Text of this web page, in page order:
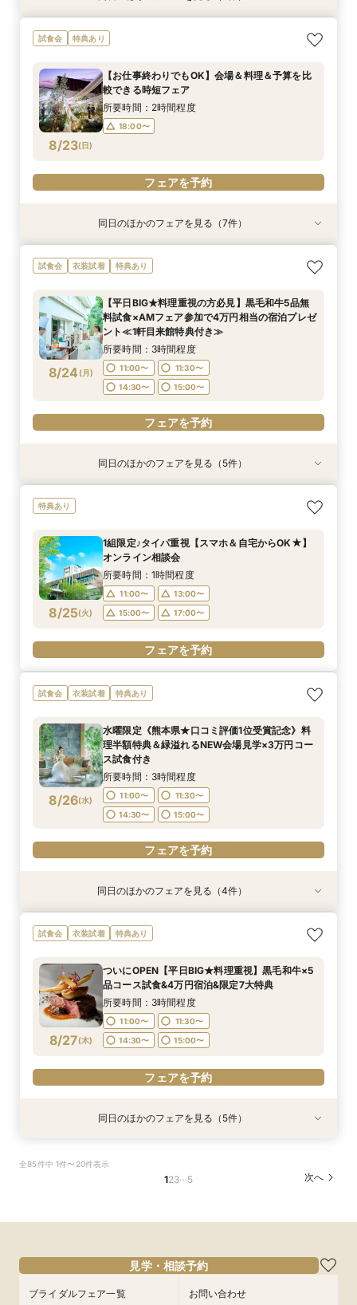
8/22(土)
≪1軒目で4万円来館特典≫卒花人気No.1★最旬
ドレス試着×新会場でプレ花嫁体験フェア
9:00〜
12:00〜
14:00〜
17:00〜
8/22(土)
【親御様のための相談会】顔合わせから結婚式ま
で何でも相談OK♪
13:00〜 17:00〜
8/22(土)
【1軒目･初見学にオススメ】豪華5品3万円コー
ス無料試食付★1stステップ相談会
9:00〜
12:00〜
14:00〜
17:00〜
8/22(土)
タイパ重視◎【スマホ＆自宅でOK★】オンライ
ン案内&見積り相談
11:00〜 16:00〜
8/22(土)
≪ペットと一緒に≫ワンちゃん料理特典付♪黒毛
和牛コース×新会場の魅力満載フェア
9:00〜
12:00〜
14:00〜
17:00〜
8/22(土)
【熊本初★ミキハウス認定ウェルカムベビー会
場】安心の6大優待＆美食を堪能♪お子様と一緒の
所要時間：3時間程度
14:00〜
試食会 特典あり
8/23(日)
【お仕事終わりでもOK】会場＆料理＆予算を比
較できる時短フェア
所要時間：2時間程度
18:00〜
フェアを予約
衣装試着 特典あり
8/23(日)
≪ペットと一緒の結婚式≫大切な家族と緑溢れる
上質邸宅を貸切＊黒毛和牛コース試食付き
9:00〜
12:00〜
14:00〜
17:00〜
フェアを予約
衣装試着 特典あり
8/23(日)
≪ペットと一緒の結婚式≫大切な家族と緑溢れる
上質邸宅を貸切＊黒毛和牛コース試食付き
9:00〜
12:00〜
14:00〜
17:00〜
フェアを予約
衣装試着 特典あり
8/23(日)
＼予算重視で賢く叶う上質婚／2027年4月迄が
お得！最大195万円優待★館内ALL見学&徹底相
所要時間：3時間程度
9:00〜
12:00〜
14:00〜
17:00〜
フェアを予約
8/23(日)
タイパ重視◎【スマホ＆自宅でOK★】オンライ
ン案内&見積り相談
11:00〜 16:00〜
フェアを予約
衣装試着 特典あり
8/23(日)
【少人数で森の邸宅を貸切OK】熊本の自然溢れ
るNEW会場×美食で家族ウエディング
9:00〜
12:00〜
14:00〜
17:00〜
フェアを予約
衣装試着 特典あり
8/23(日)
【熊本初★ミキハウス認定ウェルカムベビー会
場】安心の6大優待＆美食を堪能♪お子様と一緒の
所要時間：3時間程度
9:00〜
12:00〜
14:00〜
17:00〜
フェアを予約
衣装試着 特典あり
8/23(日)
＼オープン記念×挙式0円／挙式まるごとプレゼ
ント！熊本イチ新会場見学＆美食を堪能おもてな
所要時間：3時間程度
9:00〜
12:00〜
14:00〜
17:00〜
フェアを予約
同日のほかのフェアを見る（7件）
試食会 衣装試着 特典あり
8/24 (月)
【平日BIG★料理重視の方必見】黒毛和牛5品無
料試食×AMフェア参加で4万円相当の宿泊プレゼ
ント≪1軒目来館特典付き≫
所要時間：3時間程度
11:00〜
11:30〜
14:30〜
15:00〜
フェアを予約
特典あり
8/24(月)
【親御様のための相談会】顔合わせから結婚式ま
13:00〜 17:00〜
フェアを予約
衣装試着 特典あり
8/24(月)
場】安心の6大優待＆美食を堪能♪お子様と一緒の
所要時間：3時間程度
14:30〜
15:00〜
フェアを予約
8/24(月)
タイパ重視◎【スマホ＆自宅でOK★】オンライ
11:00〜 16:00〜
フェアを予約
衣装試着 特典あり
8/24(月)
【少人数で森の邸宅を貸切OK】熊本の自然溢れ
11:00〜
11:30〜
14:30〜
15:00〜
フェアを予約
衣装試着 特典あり
8/24(月)
【1軒目･初見学にオススメ】豪華5品3万円コー
11:00〜
11:30〜
14:30〜
15:00〜
フェアを予約
同日のほかのフェアを見る（5件）
特典あり
8/25(火)
1組限定♪タイパ重視【スマホ＆自宅からOK★】
オンライン相談会
所要時間：1時間程度
11:00〜
13:00〜
15:00〜
17:00〜
フェアを予約
試食会 衣装試着 特典あり
8/26(水)
水曜限定《熊本県★口コミ評価1位受賞記念》料
理半額特典＆緑溢れるNEW会場見学×3万円コー
ス試食付き
所要時間：3時間程度
11:00〜
11:30〜
14:30〜
15:00〜
フェアを予約
特典あり
8/26(水)
【親御様のための相談会】顔合わせから結婚式ま
で何でも相談OK♪
13:00〜 17:00〜
フェアを予約
衣装試着 特典あり
8/26(水)
【熊本初★ミキハウス認定ウェルカムベビー会
場】安心の6大優待＆美食を堪能♪お子様と一緒の
所要時間：3時間程度
14:30〜
15:00〜
フェアを予約
8/26(水)
タイパ重視◎【スマホ＆自宅でOK★】オンライ
ン案内&見積り相談
11:00〜 16:00〜
フェアを予約
衣装試着 特典あり
8/26(水)
【1軒目･初見学にオススメ】豪華5品3万円コー
ス無料試食付★1stステップ相談会
11:00〜
11:30〜
14:30〜
15:00〜
フェアを予約
同日のほかのフェアを見る（4件）
試食会 衣装試着 特典あり
8/27(木)
ついにOPEN【平日BIG★料理重視】黒毛和牛×5
品コース試食&4万円宿泊&限定7大特典
所要時間：3時間程度
11:00〜
11:30〜
14:30〜
15:00〜
フェアを予約
特典あり
8/27
で何でも相談OK♪
フェアを予約
衣装試着 特典あり
8/27
場】安心の6大優待＆美食を堪能♪お子様と一緒の
11:00〜
11:30〜
フェアを予約
8/27
ン案内&見積り相談
フェアを予約
衣装試着 特典あり
8/27
るNEW会場×美食で家族ウエディング
フェアを予約
衣装試着 特典あり
8/27
ス無料試食付★1stステップ相談会
フェアを予約
同日のほかのフェアを見る（5件）
全85件中 1件〜20件表示
123…5 次へ
見学・相談予約
ブライダルフェア一覧 お問い合わせ